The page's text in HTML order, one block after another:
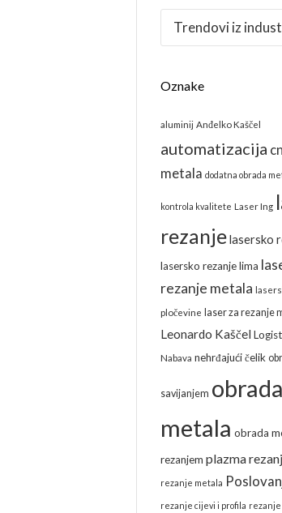
Kategorije
Oznake
aluminij Anđelko Kaščel
automatizacija
metala dodatna obrada
kontrola kvalitete Laser Ing
rezanjelasersko
lasersko rezanje lima
rezanje metala
pločevine laser za rezanje
Leonardo Kaščel
Nabava nehrđajući čelik
savijanjem obrada
metala obrada
rezanjem plazma
rezanje metala
rezanje cijevi i profila rezanje